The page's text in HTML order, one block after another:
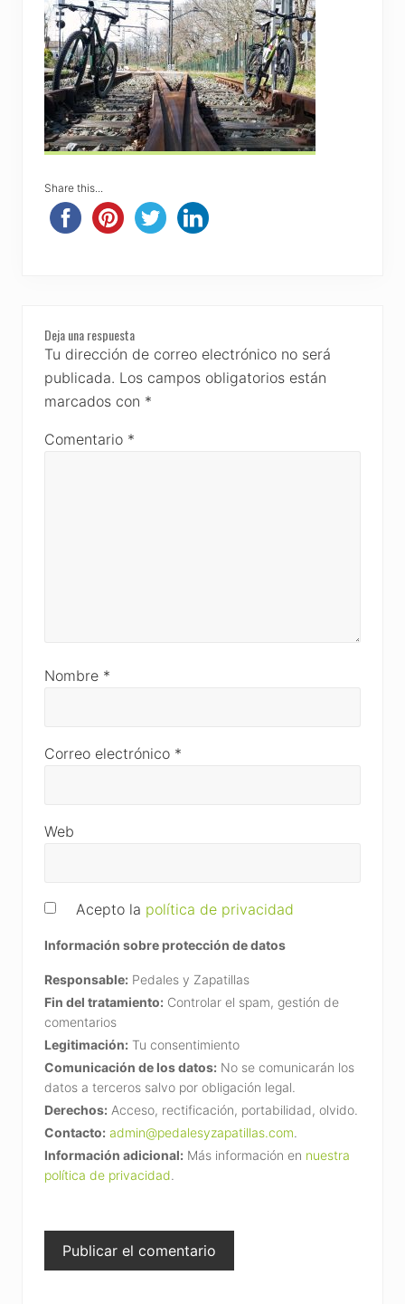
Share this...
Reader
Interactions
Deja una respuesta
Tu dirección de correo electrónico no será
publicada. Los campos obligatorios están
marcados con *
Comentario *
Nombre *
Correo electrónico *
Web
Acepto la política de privacidad
Información sobre protección de datos
Responsable: Pedales y Zapatillas
Fin del tratamiento: Controlar el spam, gestión de
comentarios
Legitimación: Tu consentimiento
Comunicación de los datos: No se comunicarán los
datos a terceros salvo por obligación legal.
Derechos: Acceso, rectificación, portabilidad, olvido.
Contacto: admin@pedalesyzapatillas.com.
Información adicional: Más información en nuestra
política de privacidad.